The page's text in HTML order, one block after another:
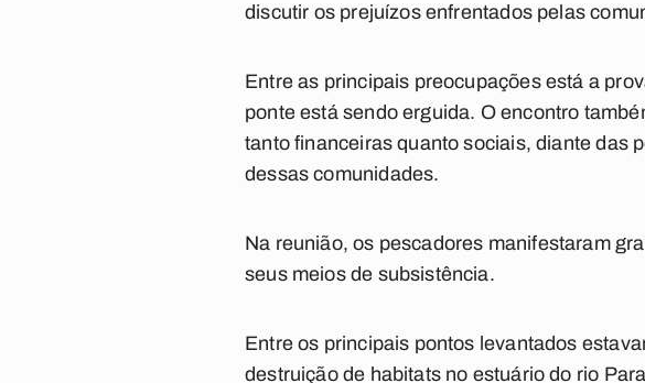
discutir os prejuízos enfrentados pelas
Entre as principais preocupações está a
ponte está sendo erguida. O encontro
tanto financeiras quanto sociais, diante das
dessas comunidades.
Na reunião, os pescadores manifestaram
seus meios de subsistência.
Entre os principais pontos levantados
destruição de habitats no estuário do rio